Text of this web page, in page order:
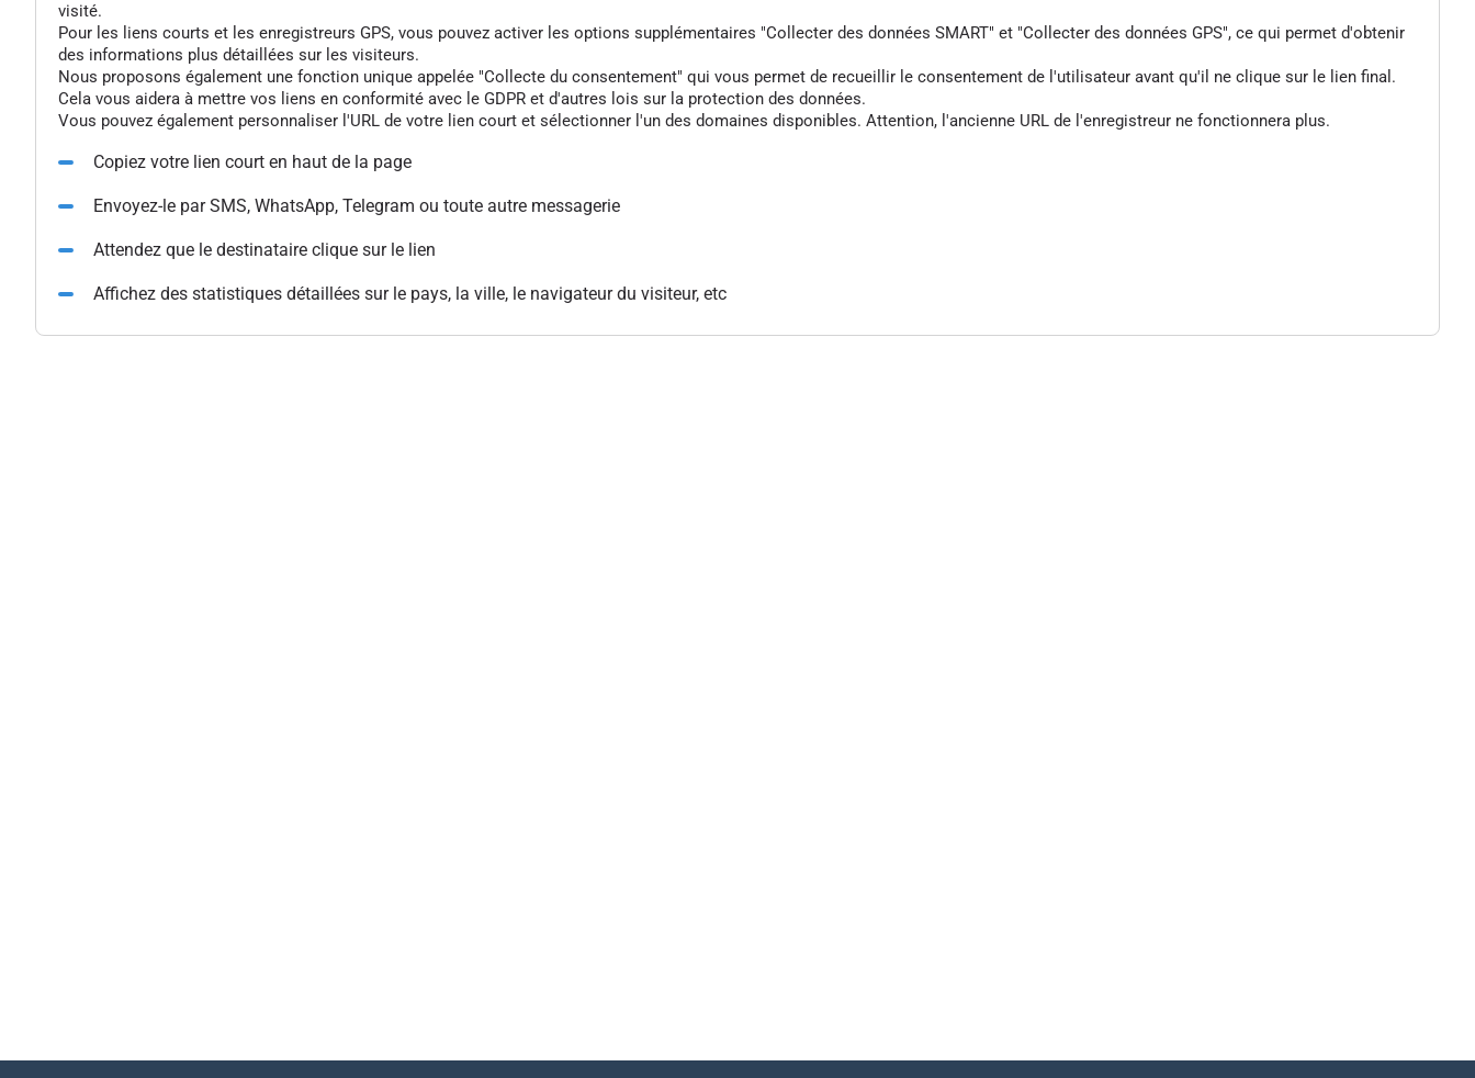
visité.
Pour les liens courts et les enregistreurs GPS, vous pouvez activer les options supplémentaires "Collecter des données SMART" et "Collecter des données GPS", ce qui permet d'obtenir
des informations plus détaillées sur les visiteurs.
Nous proposons également une fonction unique appelée "Collecte du consentement" qui vous permet de recueillir le consentement de l'utilisateur avant qu'il ne clique sur le lien final.
Cela vous aidera à mettre vos liens en conformité avec le GDPR et d'autres lois sur la protection des données.
Vous pouvez également personnaliser l'URL de votre lien court et sélectionner l'un des domaines disponibles. Attention, l'ancienne URL de l'enregistreur ne fonctionnera plus.
Copiez votre lien court en haut de la page
Envoyez-le par SMS, WhatsApp, Telegram ou toute autre messagerie
Attendez que le destinataire clique sur le lien
Affichez des statistiques détaillées sur le pays, la ville, le navigateur du visiteur, etc